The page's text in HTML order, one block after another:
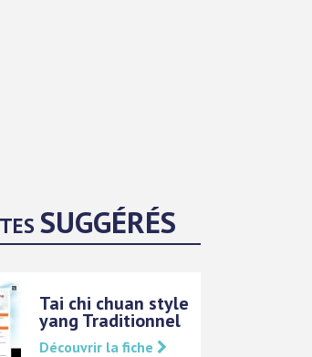
SUGGÉRÉS
Tai chi chuan style
yang Traditionnel
Découvrir la fiche